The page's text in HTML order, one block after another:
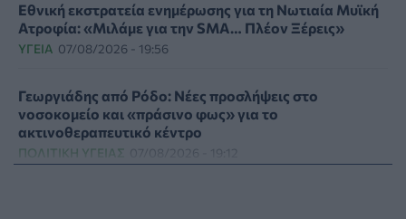
Εθνική εκστρατεία ενημέρωσης για τη Νωτιαία Μυϊκή
Ατροφία: «Μιλάμε για την SMA… Πλέον Ξέρεις»
ΥΓΕΊΑ 07/08/2026 - 19:56
Γεωργιάδης από Ρόδο: Νέες προσλήψεις στο
νοσοκομείο και «πράσινο φως» για το
ακτινοθεραπευτικό κέντρο
ΠΟΛΙΤΙΚΉ ΥΓΕΊΑΣ 07/08/2026 - 19:12